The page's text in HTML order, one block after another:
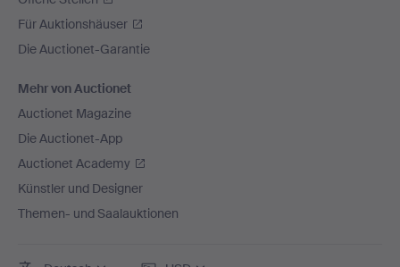
Für Auktionshäuser
Die Auctionet-Garantie
Mehr von Auctionet
Auctionet Magazine
Die Auctionet-App
Auctionet Academy
Künstler und Designer
Themen- und Saalauktionen